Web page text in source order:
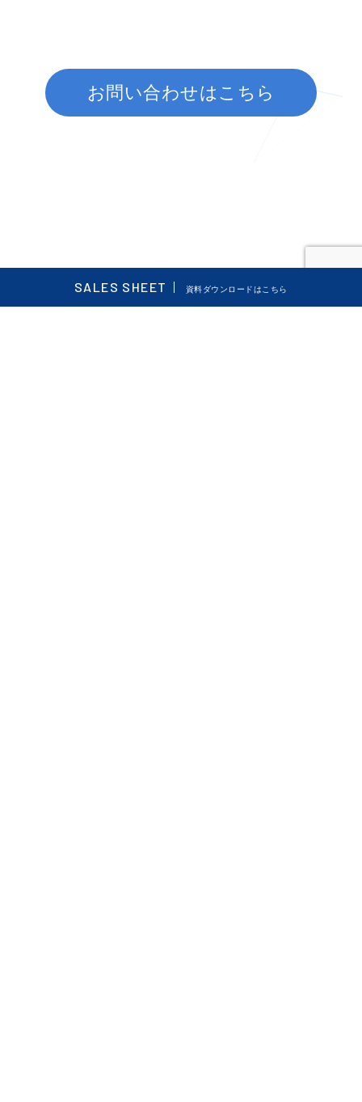
SALES SHEET 資料ダウンロードはこちら
お問い合わせはこちら